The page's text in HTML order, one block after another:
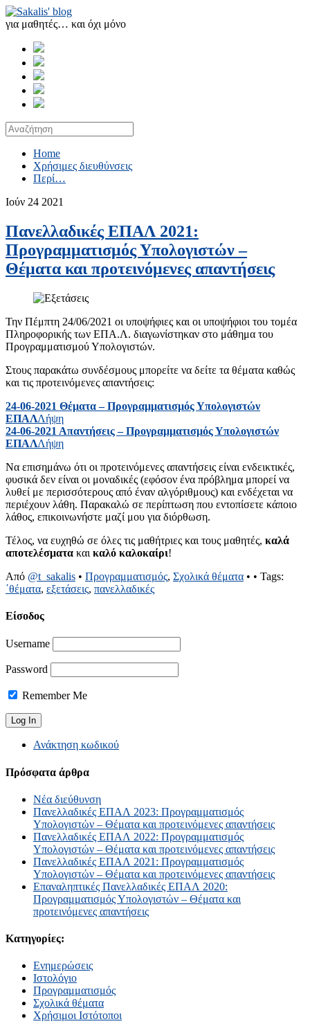
για μαθητές… και όχι μόνο
Home
Χρήσιμες διευθύνσεις
Περί…
Ιούν 24 2021
Πανελλαδικές ΕΠΑΛ 2021:
Προγραμματισμός Υπολογιστών –
Θέματα και προτεινόμενες απαντήσεις
Την Πέμπτη 24/06/2021 οι υποψήφιες και οι υποψήφιοι του τομέα
Πληροφορικής των ΕΠΑ.Λ. διαγωνίστηκαν στο μάθημα του
Προγραμματισμού Υπολογιστών.
Στους παρακάτω συνδέσμους μπορείτε να δείτε τα θέματα καθώς
και τις προτεινόμενες απαντήσεις:
24-06-2021 Θέματα – Προγραμματισμός Υπολογιστών
ΕΠΑΛΛήψη
24-06-2021 Απαντήσεις – Προγραμματισμός Υπολογιστών
ΕΠΑΛΛήψη
Να επισημάνω ότι οι προτεινόμενες απαντήσεις είναι ενδεικτικές,
φυσικά δεν είναι οι μοναδικές (εφόσον ένα πρόβλημα μπορεί να
λυθεί με περισσότερους από έναν αλγόριθμους) και ενδέχεται να
περιέχουν λάθη. Παρακαλώ σε περίπτωση που εντοπίσετε κάποιο
λάθος, επικοινωνήστε μαζί μου για διόρθωση.
Τέλος, να ευχηθώ σε όλες τις μαθήτριες και τους μαθητές, καλά
αποτελέσματα και καλό καλοκαίρι!
Από @t_sakalis • Προγραμματισμός, Σχολικά θέματα • • Tags:
΄θέματα, εξετάσεις, πανελλαδικές
Είσοδος
Username
Password
Remember Me
Ανάκτηση κωδικού
Πρόσφατα άρθρα
Νέα διεύθυνση
Πανελλαδικές ΕΠΑΛ 2023: Προγραμματισμός
Υπολογιστών – Θέματα και προτεινόμενες απαντήσεις
Πανελλαδικές ΕΠΑΛ 2022: Προγραμματισμός
Υπολογιστών – Θέματα και προτεινόμενες απαντήσεις
Πανελλαδικές ΕΠΑΛ 2021: Προγραμματισμός
Υπολογιστών – Θέματα και προτεινόμενες απαντήσεις
Επαναληπτικές Πανελλαδικές ΕΠΑΛ 2020:
Προγραμματισμός Υπολογιστών – Θέματα και
προτεινόμενες απαντήσεις
Κατηγορίες:
Ενημερώσεις
Ιστολόγιο
Προγραμματισμός
Σχολικά θέματα
Χρήσιμοι Ιστότοποι